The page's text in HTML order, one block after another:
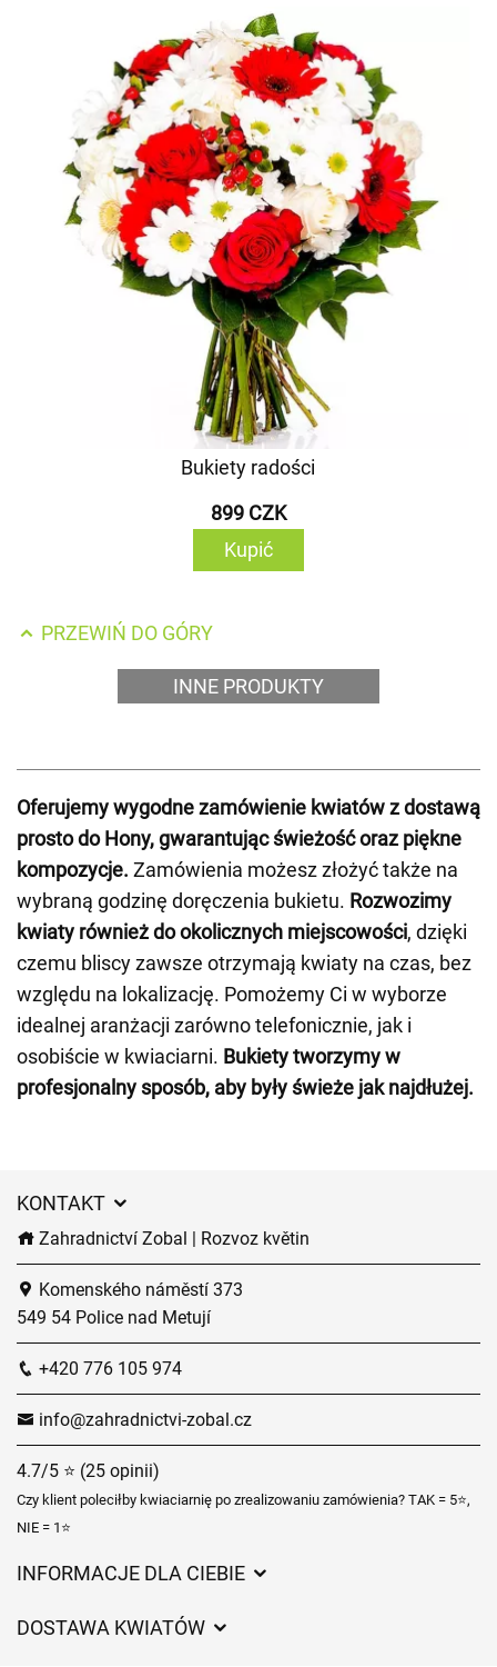
Bukiety radości
899 CZK
Kupić
PRZEWIŃ DO GÓRY
INNE PRODUKTY
Oferujemy wygodne zamówienie kwiatów z dostawą
prosto do Hony, gwarantując świeżość oraz piękne
kompozycje. Zamówienia możesz złożyć także na
wybraną godzinę doręczenia bukietu. Rozwozimy
kwiaty również do okolicznych miejscowości, dzięki
czemu bliscy zawsze otrzymają kwiaty na czas, bez
względu na lokalizację. Pomożemy Ci w wyborze
idealnej aranżacji zarówno telefonicznie, jak i
osobiście w kwiaciarni. Bukiety tworzymy w
profesjonalny sposób, aby były świeże jak najdłużej.
KONTAKT
Zahradnictví Zobal | Rozvoz květin
Komenského náměstí 373
549 54 Police nad Metují
+420 776 105 974
info@zahradnictvi-zobal.cz
4.7/5 ⭐ (25 opinii)
Czy klient poleciłby kwiaciarnię po zrealizowaniu zamówienia? TAK = 5⭐,
NIE = 1⭐
INFORMACJE DLA CIEBIE
DOSTAWA KWIATÓW